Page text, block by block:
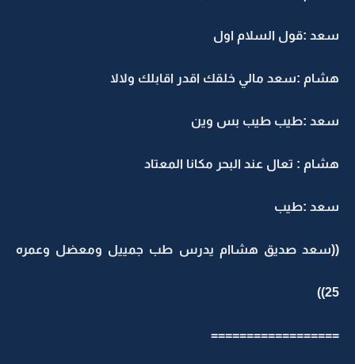
سعد :قول السلام اول
هشام :سعد مالي خلقك اقدر اقابلك ولالا
سعد :طيب طيب بس وين
هشام : تعال عند البحر مكانا المعتاد
سعد :طيب
((سعد صديق هشاام يدرس طب جمييل ومعضل وعمره
25))
==================